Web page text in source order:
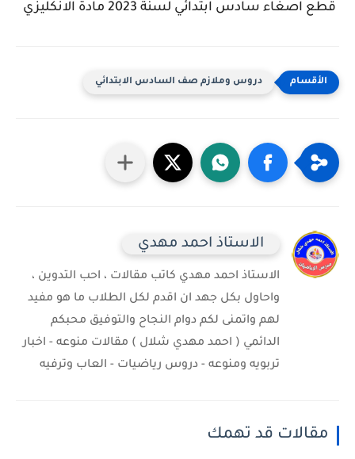
قطع اصغاء سادس ابتدائي لسنة 2023 مادة الانكليزي
دروس وملازم صف السادس الابتدائي
الاستاذ احمد مهدي
الاستاذ احمد مهدي كاتب مقالات ، احب التدوين ،
واحاول بكل جهد ان اقدم لكل الطلاب ما هو مفيد
لهم واتمنى لكم دوام النجاح والتوفيق محبكم
الدائمي ( احمد مهدي شلال ) مقالات منوعه - اخبار
تربويه ومنوعه - دروس رياضيات - العاب وترفيه
مقالات قد تهمك